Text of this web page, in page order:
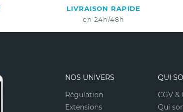
LIVRAISON RAPIDE
en 24h/48h
NOS UNIVERS
Régulation
Extensions
QUI
CGV &
Qui
Nouveautés - Offres
Non
*A partir de 100€ d’achats -